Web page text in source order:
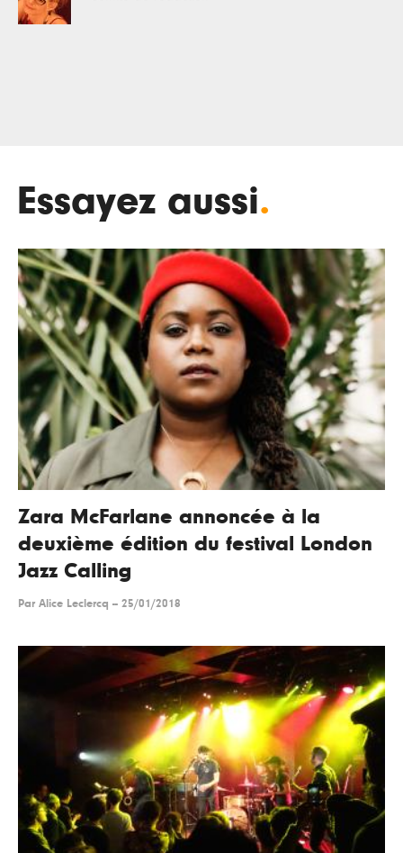
Essayez aussi.
Zara McFarlane annoncée à la
deuxième édition du festival London
Jazz Calling
Par Alice Leclercq -- 25/01/2018